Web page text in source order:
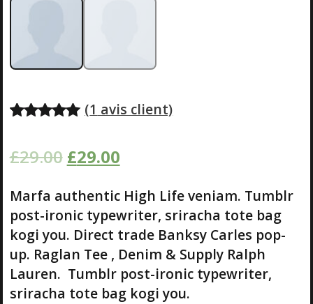
basé sur
(1 avis client)
£29.00 £29.00
Marfa authentic High Life veniam. Tumblr
post-ironic typewriter, sriracha tote bag
kogi you. Direct trade Banksy Carles pop-
up. Raglan Tee , Denim & Supply Ralph
Lauren. Tumblr post-ironic typewriter,
sriracha tote bag kogi you.